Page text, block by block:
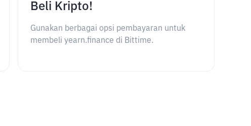
Beli Kripto!
Gunakan berbagai opsi pembayaran untuk
membeli yearn.finance di Bittime.